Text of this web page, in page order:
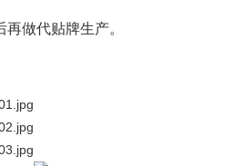
做代贴牌生产。